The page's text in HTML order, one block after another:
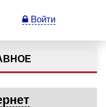
Войти